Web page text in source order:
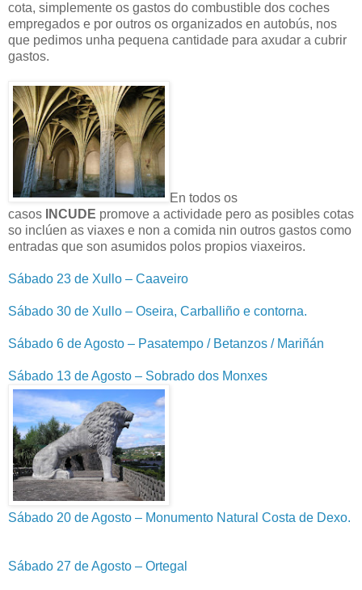
cota, simplemente os gastos do combustible dos coches
empregados e por outros os organizados en autobús, nos
que pedimos unha pequena cantidade para axudar a cubrir
gastos.
En todos os
casos
INCUDE promove a actividade pero as posibles cotas
so inclúen as viaxes e non a comida nin outros gastos como
entradas que son asumidos polos propios viaxeiros.
Sábado 23 de Xullo – Caaveiro
Sábado 30 de Xullo – Oseira, Carballiño e contorna.
Sábado 6 de Agosto – Pasatempo / Betanzos / Mariñán
Sábado 13 de Agosto – Sobrado dos Monxes
Sábado 20 de Agosto – Monumento Natural Costa de Dexo.
Sábado 27 de Agosto – Ortegal